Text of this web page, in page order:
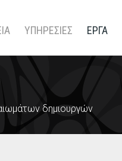
ΥΠΗΡΕΣΙΕΣ ΕΡΓΑ
δημιουργών